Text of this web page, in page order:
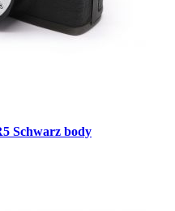
Schwarz body